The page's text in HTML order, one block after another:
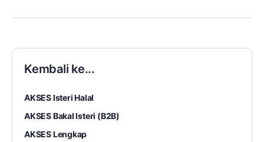
Kembali ke...
AKSES Isteri Halal
AKSES Bakal Isteri (B2B)
AKSES Lengkap